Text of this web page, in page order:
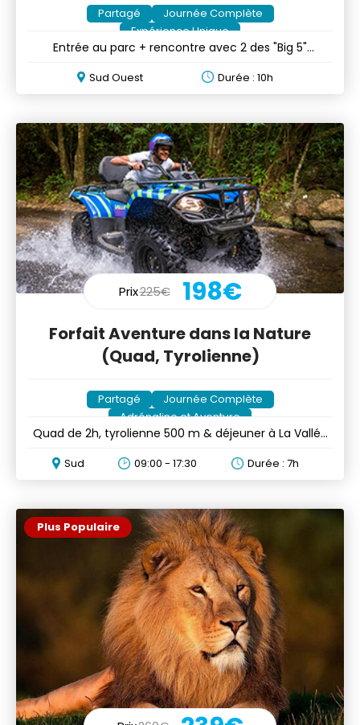
Partagé
Journée Complète
Expérience Unique
Entrée au parc + rencontre avec 2 des "Big 5"
Sud Ouest Durée : 10h
Prix225€ 198€
Forfait Aventure dans la Nature
(Quad, Tyrolienne)
Partagé
Journée Complète
Adrénaline et Aventure
Quad de 2h, tyrolienne 500 m & déjeuner à La Vallée
Sud 09:00 - 17:30 Durée : 7h
Plus Populaire